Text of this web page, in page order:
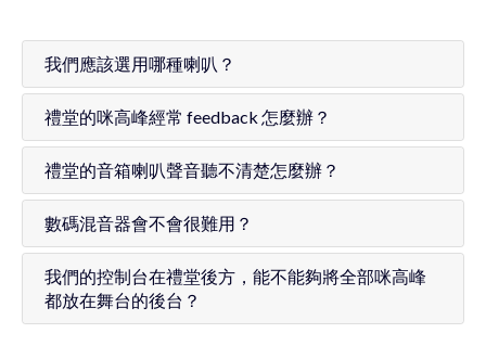
我們應該選用哪種喇叭？
禮堂的咪高峰經常 feedback 怎麼辦？
禮堂的音箱喇叭聲音聽不清楚怎麼辦？
數碼混音器會不會很難用？
我們的控制台在禮堂後方，能不能夠將全部咪高峰
都放在舞台的後台？